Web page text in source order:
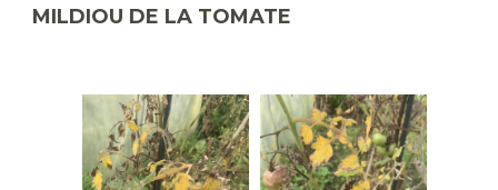
MILDIOU DE LA TOMATE